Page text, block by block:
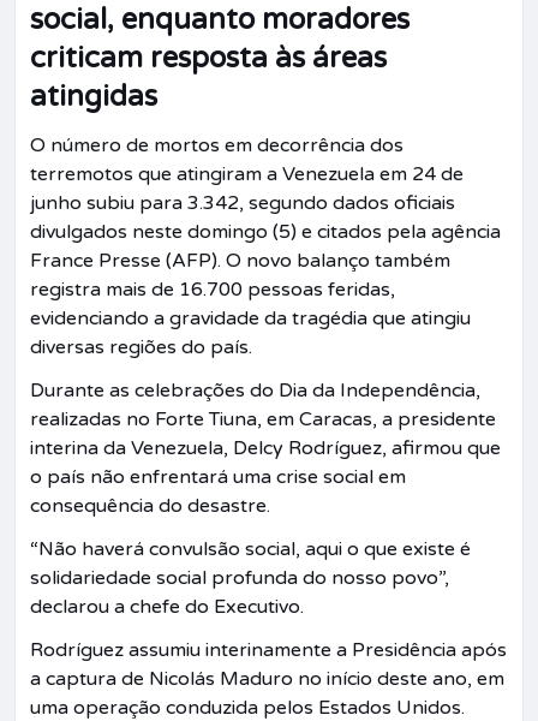
social, enquanto moradores
criticam resposta às áreas
atingidas
O número de mortos em decorrência dos
terremotos que atingiram a Venezuela em 24 de
junho subiu para 3.342, segundo dados oficiais
divulgados neste domingo (5) e citados pela agência
France Presse (AFP). O novo balanço também
registra mais de 16.700 pessoas feridas,
evidenciando a gravidade da tragédia que atingiu
diversas regiões do país.
Durante as celebrações do Dia da Independência,
realizadas no Forte Tiuna, em Caracas, a presidente
interina da Venezuela, Delcy Rodríguez, afirmou que
o país não enfrentará uma crise social em
consequência do desastre.
“Não haverá convulsão social, aqui o que existe é
solidariedade social profunda do nosso povo”,
declarou a chefe do Executivo.
Rodríguez assumiu interinamente a Presidência após
a captura de Nicolás Maduro no início deste ano, em
uma operação conduzida pelos Estados Unidos.